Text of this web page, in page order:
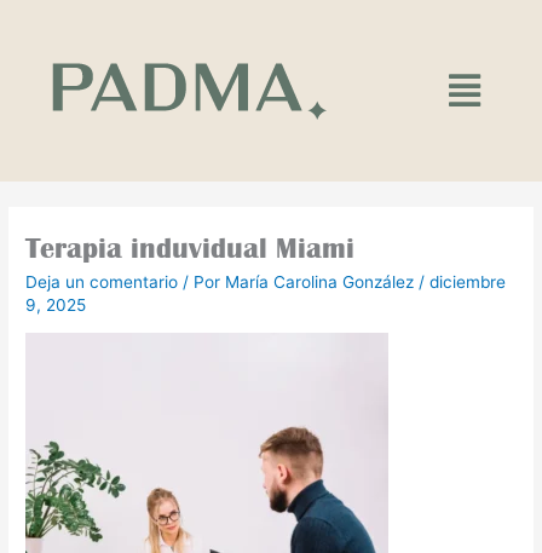
contenido
Main
Menu
Terapia induvidual Miami
Deja un comentario / Por María Carolina González /diciembre
9, 2025